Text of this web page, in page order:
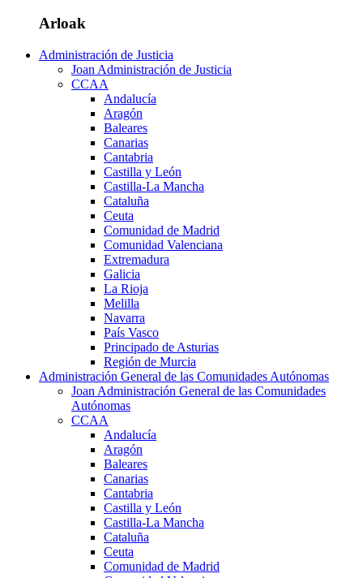
Arloak
Administración de Justicia
Joan Administración de Justicia
CCAA
Andalucía
Aragón
Baleares
Canarias
Cantabria
Castilla y León
Castilla-La Mancha
Cataluña
Ceuta
Comunidad de Madrid
Comunidad Valenciana
Extremadura
Galicia
La Rioja
Melilla
Navarra
País Vasco
Principado de Asturias
Región de Murcia
Administración General de las Comunidades Autónomas
Joan Administración General de las Comunidades
Autónomas
CCAA
Andalucía
Aragón
Baleares
Canarias
Cantabria
Castilla y León
Castilla-La Mancha
Cataluña
Ceuta
Comunidad de Madrid